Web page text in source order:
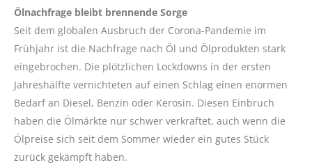
Ölnachfrage bleibt brennende Sorge
Seit dem globalen Ausbruch der Corona-Pandemie im
Frühjahr ist die Nachfrage nach Öl und Ölprodukten stark
eingebrochen. Die plötzlichen Lockdowns in der ersten
Jahreshälfte vernichteten auf einen Schlag einen enormen
Bedarf an Diesel, Benzin oder Kerosin. Diesen Einbruch
haben die Ölmärkte nur schwer verkraftet, auch wenn die
Ölpreise sich seit dem Sommer wieder ein gutes Stück
zurück gekämpft haben.